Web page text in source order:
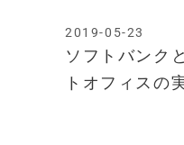
ソフトバンク
トオフィスの
2019-05-23